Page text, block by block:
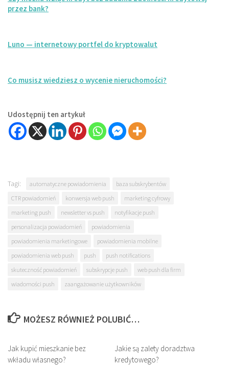
przez bank?
Luno — internetowy portfel do kryptowalut
Co musisz wiedziesz o wycenie nieruchomości?
Udostępnij ten artykuł
Tagi: automatyczne powiadomienia
baza subskrybentów
CTR powiadomień
konwersja web push
marketing cyfrowy
marketing push
newsletter vs push
notyfikacje push
personalizacja powiadomień
powiadomienia
powiadomienia marketingowe
powiadomienia mobilne
powiadomienia web push
push
push notifications
skuteczność powiadomień
subskrypcje push
web push dla firm
wiadomości push
zaangażowanie użytkowników
MOŻESZ RÓWNIEŻ POLUBIĆ…
Jak kupić mieszkanie bez
wkładu własnego?
Jakie są zalety doradztwa
kredytowego?